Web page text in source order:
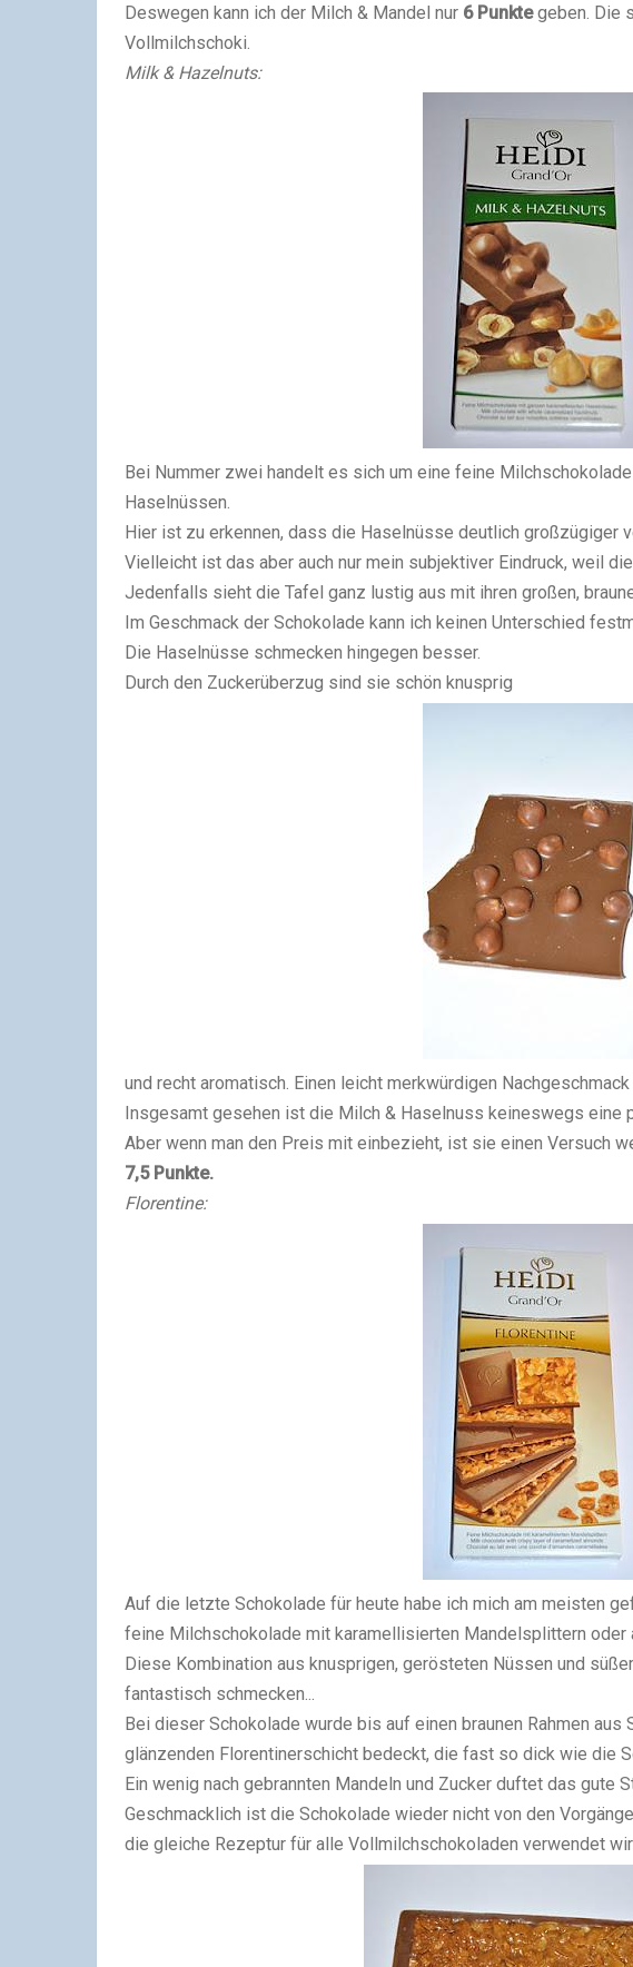
Deswegen kann ich der Milch & Mandel nur 6 Punktegeben. Die
Vollmilchschoki.
Milk & Hazelnuts:
Bei Nummer zwei handelt es sich um eine feine
Haselnüssen.
Hier ist zu erkennen, dass die Haselnüsse deutlich großzügiger
Vielleicht ist das aber auch nur mein subjektiver Eindruck, weil
Jedenfalls sieht die Tafel ganz lustig aus mit ihren großen,
Im Geschmack der Schokolade kann ich keinen Unterschied
Die Haselnüsse schmecken hingegen besser.
Durch den Zuckerüberzug sind sie schön knusprig
und recht aromatisch. Einen leicht merkwürdigen
Insgesamt gesehen ist die Milch & Haselnuss keineswegs eine
Aber wenn man den Preis mit einbezieht, ist sie einen Versuch
7,5 Punkte.
Florentine:
Auf die letzte Schokolade für heute habe ich mich am meisten
feine Milchschokolade mit karamellisierten Mandelsplittern oder
Diese Kombination aus knusprigen, gerösteten Nüssen und
fantastisch schmecken...
Bei dieser Schokolade wurde bis auf einen braunen Rahmen
glänzenden Florentinerschicht bedeckt, die fast so dick wie die
Ein wenig nach gebrannten Mandeln und Zucker duftet das gute
Geschmacklich ist die Schokolade wieder nicht von den
die gleiche Rezeptur für alle Vollmilchschokoladen verwendet